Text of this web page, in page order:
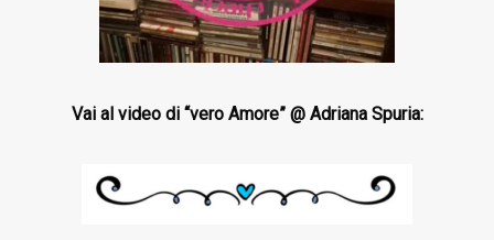
Vai al video di “vero Amore” @ Adriana Spuria: